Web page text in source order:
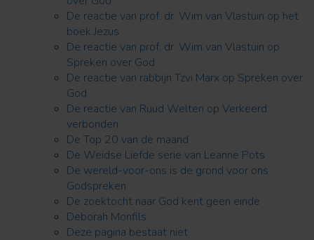
De reactie van prof. dr. Wim van Vlastuin op het
boek Jezus
De reactie van prof. dr. Wim van Vlastuin op
Spreken over God
De reactie van rabbijn Tzvi Marx op Spreken over
God
De reactie van Ruud Welten op Verkeerd
verbonden
De Top 20 van de maand
De Weidse Liefde serie van Leanne Pots
De wereld-voor-ons is de grond voor ons
Godspreken
De zoektocht naar God kent geen einde
Deborah Monfils
Deze pagina bestaat niet